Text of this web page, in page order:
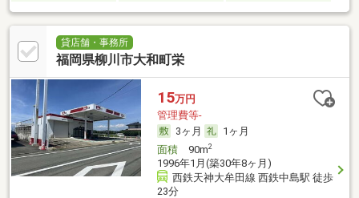
貸店舗・事務所
福岡県柳川市大和町栄
15万円
管理費等-
3ヶ月
1ヶ月
面積90m2
1996年1月(築30年8ヶ月)
西鉄天神大牟田線 西鉄中島駅 徒歩
23分